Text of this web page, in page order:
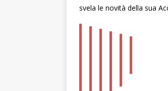
svela le novità della sua